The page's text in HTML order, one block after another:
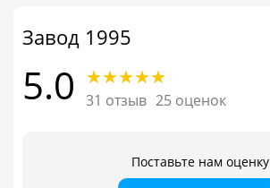
Завод 1995
5.0 31 отзыв 25 оценок
Поставьте нам оценку